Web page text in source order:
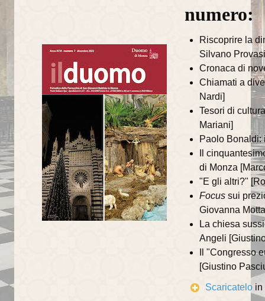
Gli Alabardieri
Arte e collezioni
La Corona Ferrea
La Cappella di Teodolinda
I grandi Cicli Decorativi
Il Museo e il Tesoro
Cultura e musica
La Biblioteca Capitolare
numero:
Riscoprire la
Silvano
Cronaca di
Chiamati a
Nardi]
Tesori di
Mariani]
Paolo Bonaldi:
Il
di Monza
"E gli altri?"
Focus sui
Giovanna
La chiesa
Angeli
Il "Congresso
[Giustino
Scaricatelo in